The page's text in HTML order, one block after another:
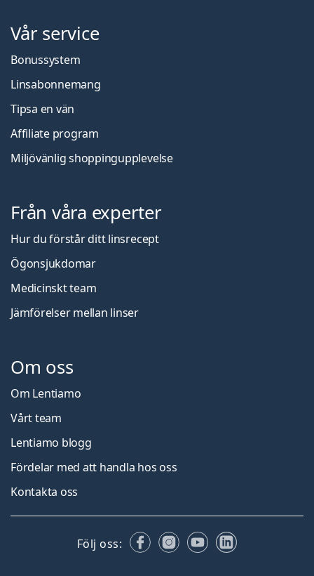
Vår service
Bonussystem
Linsabonnemang
Tipsa en vän
Affiliate program
Miljövänlig shoppingupplevelse
Från våra experter
Hur du förstår ditt linsrecept
Ögonsjukdomar
Medicinskt team
Jämförelser mellan linser
Om oss
Om Lentiamo
Vårt team
Lentiamo blogg
Fördelar med att handla hos oss
Kontakta oss
Följ oss: FacebookInstagram
YouTubeLinkedIn